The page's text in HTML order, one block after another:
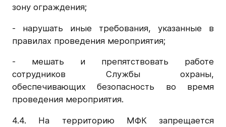
зону ограждения;
- нарушать иные требования, указанные в
правилах проведения мероприятия;
- мешать и препятствовать работе
сотрудников Службы охраны,
обеспечивающих безопасность во время
проведения мероприятия.
4.4. На территорию МФК запрещается